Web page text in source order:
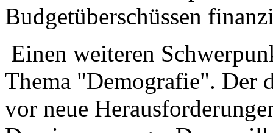
Budgetüberschüssen
Einen weiteren
Thema "Demografie". Der
vor neue